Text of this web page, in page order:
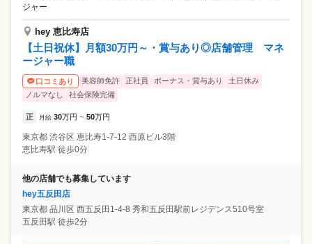
ジャー
hey 恵比寿店
【土日祝休】月額30万円～・賞与あり◎店舗管理 マネ
ージャー職
口コミあり 美容師免許 正社員 ボーナス・賞与あり
土日休み
ノルマなし
社会保険完備
正 月給 30万円 ~ 50万円
東京都 渋谷区 恵比寿1-7-12 西原ビル3階
恵比寿駅 徒歩0分
他の店舗でも募集しています
hey五反田店
東京都 品川区 西五反田1-4-8 秀和五反田駅前レジデンス510号室
五反田駅 徒歩2分